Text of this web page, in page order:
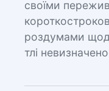
своїми
роздумами
тлі